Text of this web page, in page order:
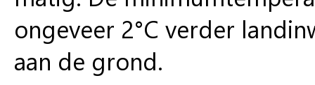
ongeveer 2°C verder
aan de grond.